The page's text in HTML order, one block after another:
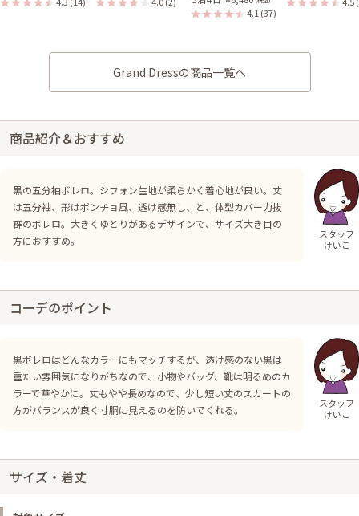
4.1 (37)
Grand Dressの商品一覧へ
商品紹介＆おすすめ
黒の五分袖ボレロ。シフォン生地が柔らかく着心地が良い。丈
は五分袖、形はポンチョ風、透け感無し、と、体型カバー力抜
群のボレロ。大きくゆとりがあるデザインで、サイズ大き目の
方におすすめ。
スタッフ
けいこ
コーデのポイント
黒ボレロはどんなカラーにもマッチするが、透け感のない黒は
重たい雰囲気になりがちなので、小物やバッグ、靴は明るめのカ
ラーで華やかに。丈もやや長めなので、少し短い丈のスカートの
方がバランスが良く寸胴に見えるのを防いでくれる。
スタッフ
けいこ
サイズ・着丈